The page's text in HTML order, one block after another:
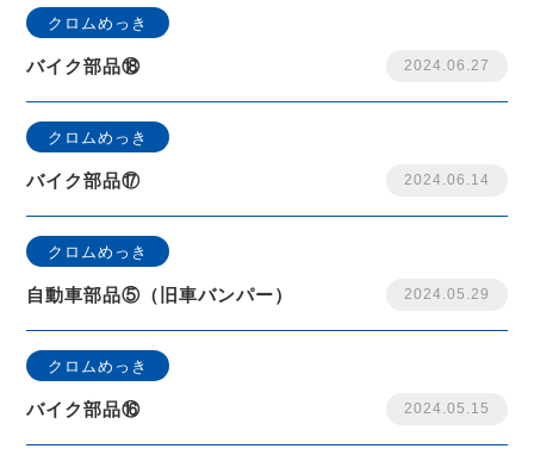
クロムめっき
バイク部品⑱ 2024.06.27
クロムめっき
バイク部品⑰ 2024.06.14
クロムめっき
自動車部品⑤（旧車バンパー） 2024.05.29
クロムめっき
バイク部品⑯ 2024.05.15